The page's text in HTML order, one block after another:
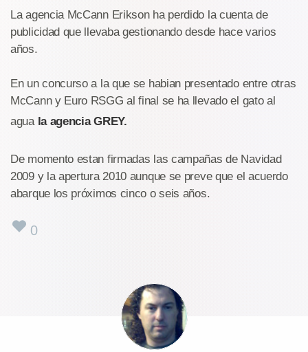
La agencia McCann Erikson ha perdido la cuenta de
publicidad que llevaba gestionando desde hace varios
años.
En un concurso a la que se habian presentado entre otras
McCann y Euro RSGG al final se ha llevado el gato al
agua la agencia GREY.
De momento estan firmadas las campañas de Navidad
2009 y la apertura 2010 aunque se preve que el acuerdo
abarque los próximos cinco o seis años.
0